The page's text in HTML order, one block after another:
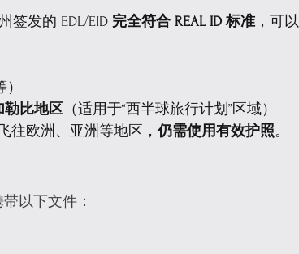
签发的 EDL/EID 完全符合 REAL ID 标准，可以
勒比地区 （适用于“西半球旅行计划”区域）
往欧洲、亚洲等地区， 仍需使用有效护照。
以下文件：